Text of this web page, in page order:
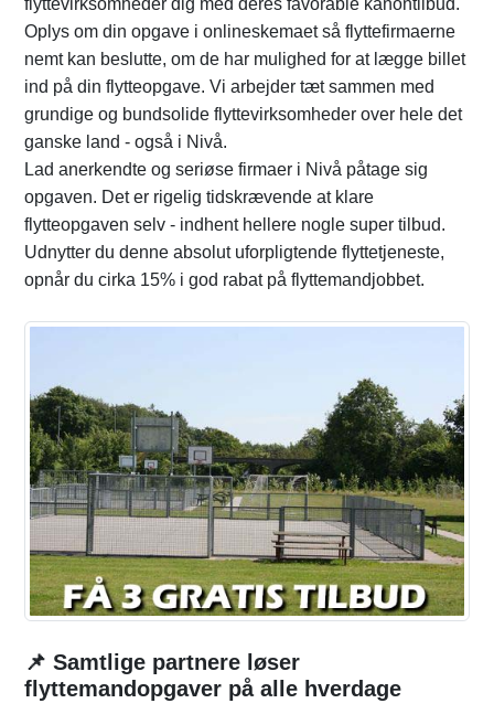
flyttevirksomheder dig med deres favorable kanontilbud.
Oplys om din opgave i onlineskemaet så flyttefirmaerne
nemt kan beslutte, om de har mulighed for at lægge billet
ind på din flytteopgave. Vi arbejder tæt sammen med
grundige og bundsolide flyttevirksomheder over hele det
ganske land - også i Nivå.
Lad anerkendte og seriøse firmaer i Nivå påtage sig
opgaven. Det er rigelig tidskrævende at klare
flytteopgaven selv - indhent hellere nogle super tilbud.
Udnytter du denne absolut uforpligtende flyttetjeneste,
opnår du cirka 15% i god rabat på flyttemandjobbet.
📌 Samtlige partnere løser
flyttemandopgaver på alle hverdage